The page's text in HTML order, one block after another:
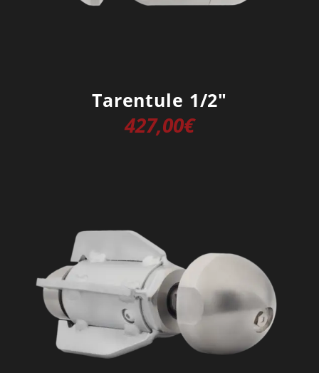
Tarentule 1/2″
427,00€